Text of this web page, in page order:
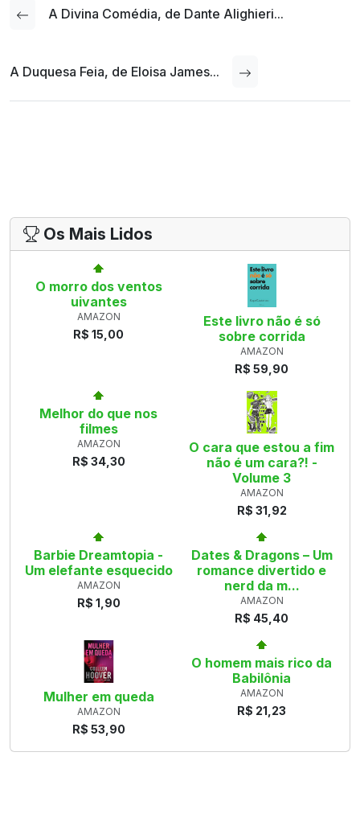
A Divina Comédia, de Dante Alighieri...
A Duquesa Feia, de Eloisa James...
Os Mais Lidos
O morro dos ventos
uivantes
AMAZON
R$ 15,00
Este livro não é só
sobre corrida
AMAZON
R$ 59,90
Melhor do que nos
filmes
AMAZON
R$ 34,30
O cara que estou a fim
não é um cara?! -
Volume 3
AMAZON
R$ 31,92
Barbie Dreamtopia -
Um elefante esquecido
AMAZON
R$ 1,90
Dates & Dragons – Um
romance divertido e
nerd da m...
AMAZON
R$ 45,40
Mulher em queda
AMAZON
R$ 53,90
O homem mais rico da
Babilônia
AMAZON
R$ 21,23